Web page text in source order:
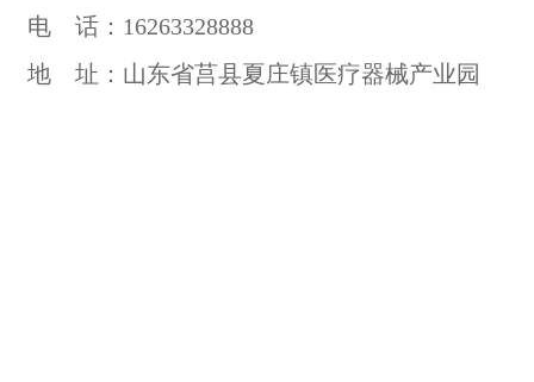
电 话：16263328888
地 址：山东省莒县夏庄镇医疗器械产业园